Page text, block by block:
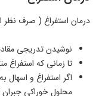
درمان استفراغ ( صرف
نوشیدن تدریجی
تا زمانی که
محلول خوراکی جبران